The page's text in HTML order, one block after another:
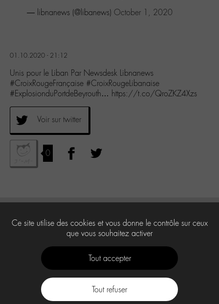
recherche
— libnanews (@libanews) October 1, 2020
01.10.2020 - 21:12
Unis pour le Liban Par Newsdesk Libnanews
#CroixRougeFrançaise #CroixRougeLibanaise
#ExplosionduPortdeBeyrouth… https://t.co/QroZKZ4Xzs
Voir sur twitter
0
Ce site utilise des cookies et vous donne le contrôle sur ceux
que vous souhaitez activer
Tout accepter
Tout refuser